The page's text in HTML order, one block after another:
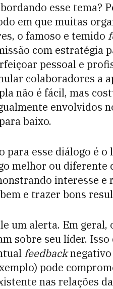
esse tema?
em que muitas
o famoso e temido
com estratégia
pessoal e
colaboradores a
não é fácil, mas
envolvidos
baixo.
para esse diálogo é
melhor ou diferente
interesse
e trazer bons
um alerta. Em
sobre seu líder.
feedbacknegativo
pode
nas relações